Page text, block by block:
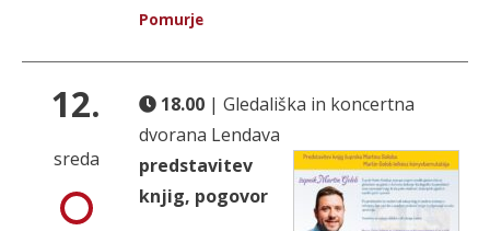
Pomurje
12.
sreda
18.00 | Gledališka in koncertna
dvorana Lendava
predstavitev
knjig, pogovor